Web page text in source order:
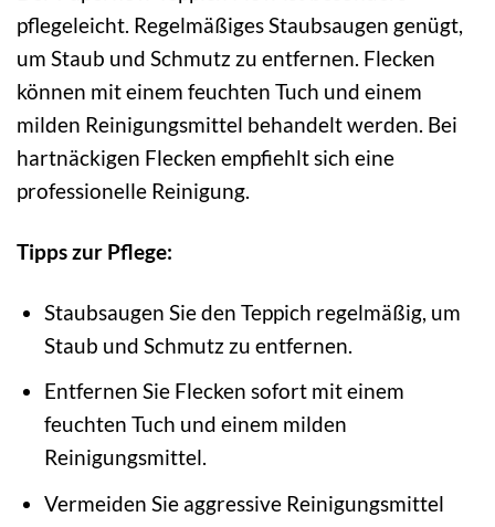
pflegeleicht. Regelmäßiges Staubsaugen genügt,
um Staub und Schmutz zu entfernen. Flecken
können mit einem feuchten Tuch und einem
milden Reinigungsmittel behandelt werden. Bei
hartnäckigen Flecken empfiehlt sich eine
professionelle Reinigung.
Tipps zur Pflege:
Staubsaugen Sie den Teppich regelmäßig, um
Staub und Schmutz zu entfernen.
Entfernen Sie Flecken sofort mit einem
feuchten Tuch und einem milden
Reinigungsmittel.
Vermeiden Sie aggressive Reinigungsmittel